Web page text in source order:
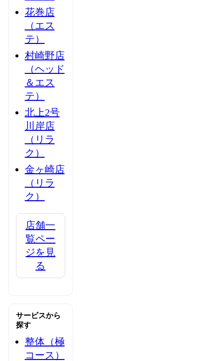
花巻店
（エス
テ）
村崎野店
（ヘッド
＆エス
テ）
北上2号
川岸店
（リラ
ク）
金ヶ崎店
（リラ
ク）
店舗一
覧ペー
ジを見
る
サービスから
探す
整体（極
コース）